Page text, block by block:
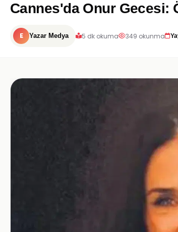
Cannes'da Onur Gecesi:
E Yazar Medya 5 dk okuma 349 okunma